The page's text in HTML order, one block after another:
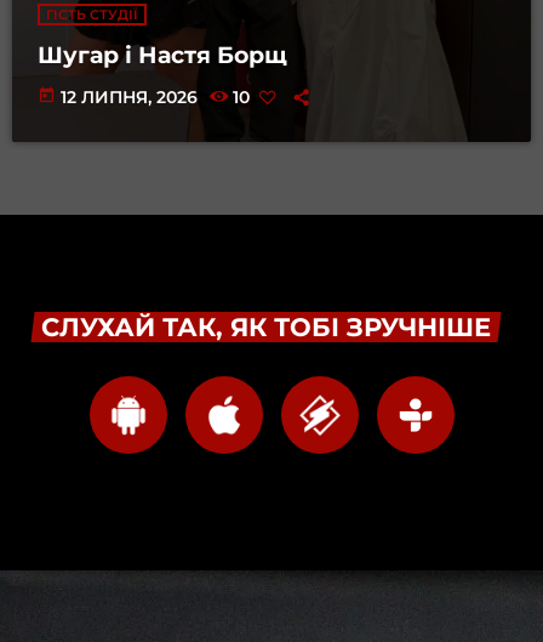
ГІСТЬ СТУДІЇ
Шугар і Настя Борщ
today 12 ЛИПНЯ, 2026 10
СЛУХАЙ ТАК, ЯК ТОБІ ЗРУЧНІШЕ